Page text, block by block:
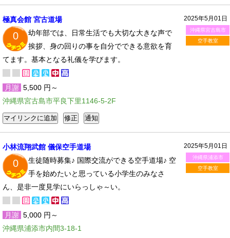
2025年5月01日
沖縄県宮古島市
空手教室
極真会館 宮古道場
0
幼年部では、日常生活でも大切な大きな声で
挨拶、身の回りの事を自分でできる意欲を育
てます。基本となる礼儀を学びます。
月謝 5,500 円～
沖縄県宮古島市平良下里1146-5-2F
2025年5月01日
沖縄県浦添市
空手教室
小林流翔武館 儀保空手道場
0
生徒随時募集♪ 国際交流ができる空手道場♪ 空
手を始めたいと思っている小学生のみなさ
ん、是非一度見学にいらっしゃ～い。
月謝 5,000 円～
沖縄県浦添市内間3-18-1